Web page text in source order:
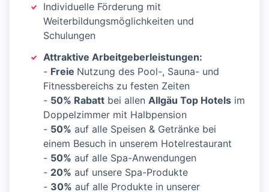
Individuelle Förderung mit
Weiterbildungsmöglichkeiten und
Schulungen
Attraktive Arbeitgeberleistungen:
- Freie Nutzung des Pool-, Sauna- und
Fitnessbereichs zu festen Zeiten
- 50% Rabatt bei allen Allgäu Top Hotels im
Doppelzimmer mit Halbpension
- 50% auf alle Speisen & Getränke bei
einem Besuch in unserem Hotelrestaurant
- 50% auf alle Spa-Anwendungen
- 20% auf unsere Spa-Produkte
- 30% auf alle Produkte in unserer